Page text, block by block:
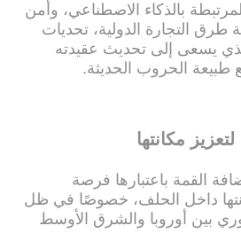
بالذكاء الاصطناعي، وأمن
طرق التجارة الدولية، تحديات
الذي يسعى إلى تحديث عقيدته
طبيعة الحروب الحديثة.
مكانتها
القمة باعتبارها فرصة
داخل الحلف، خصوصًا في ظل
بين أوروبا والشرق الأوسط